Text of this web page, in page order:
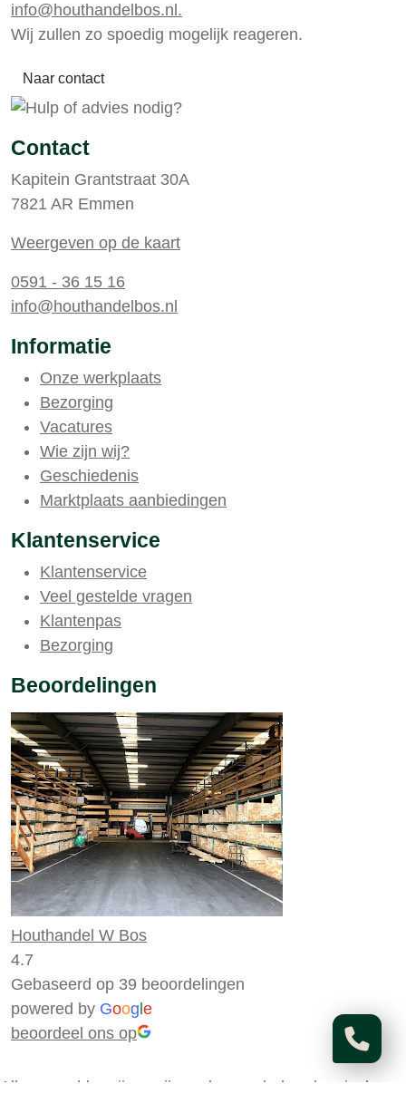
info@houthandelbos.nl.
Wij zullen zo spoedig mogelijk reageren.
Naar contact
Contact
Kapitein Grantstraat 30A
7821 AR Emmen
Weergeven op de kaart
0591 - 36 15 16
info@houthandelbos.nl
Informatie
Onze werkplaats
Bezorging
Vacatures
Wie zijn wij?
Geschiedenis
Marktplaats aanbiedingen
Klantenservice
Klantenservice
Veel gestelde vragen
Klantenpas
Bezorging
Beoordelingen
Houthandel W Bos
4.7
Gebaseerd op 39 beoordelingen
powered by Goog e
beoordeel ons op
Alle vermelde prijzen zijn onder voorbehoud en incl.